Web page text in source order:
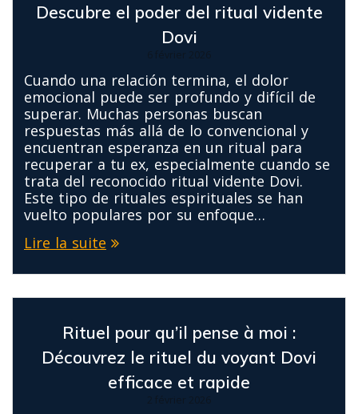
Descubre el poder del ritual vidente
Dovi
Cuando una relación termina, el dolor
emocional puede ser profundo y difícil de
superar. Muchas personas buscan
respuestas más allá de lo convencional y
encuentran esperanza en un ritual para
recuperar a tu ex, especialmente cuando se
trata del reconocido ritual vidente Dovi.
Este tipo de rituales espirituales se han
vuelto populares por su enfoque…
Lire la suite
Rituel pour qu’il pense à moi :
Découvrez le rituel du voyant Dovi
efficace et rapide